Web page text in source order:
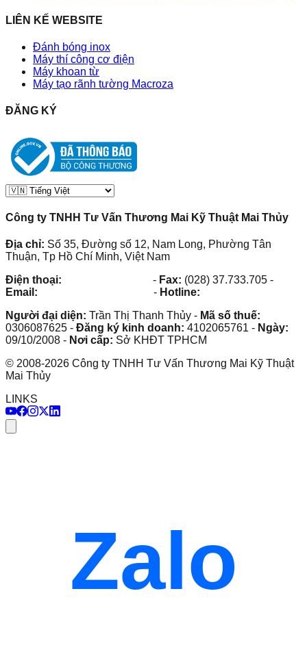
LIÊN KẾ WEBSITE
Đánh bóng inox
Máy thí công cơ điện
Máy khoan từ
Máy tạo rãnh tường Macroza
ĐĂNG KÝ
Công ty TNHH Tư Vấn Thương Mai Kỹ Thuật Mai Thủy
Địa chỉ: Số 35, Đường số 12, Nam Long, Phường Tân
Thuận, Tp Hồ Chí Minh, Việt Nam
Điện thoại:
- Fax: (028) 37.733.705 -
Email:
- Hotline:
Người đại diện: Trần Thị Thanh Thủy - Mã số thuế:
0306087625 - Đăng ký kinh doanh: 4102065761 - Ngày:
09/10/2008 - Nơi cấp: Sở KHĐT TPHCM
© 2008-2026 Công ty TNHH Tư Vấn Thương Mai Kỹ Thuật
Mai Thủy
LINKS
Zalo